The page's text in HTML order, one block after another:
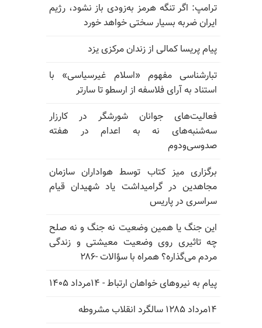
ترامپ: اگر تنگه هرمز به‌زودی باز نشود، رژیم
ایران ضربه بسیار سختی خواهد خورد
پیام پریسا کمالی از زندان مرکزی یزد
تبارشناسی مفهوم «اسلام غیرسیاسی» با
استناد به آرای فلاسفه از ارسطو تا سارتر
فعالیت‌های جوانان شورشگر در کارزار
سه‌شنبه‌های نه به اعدام در هفته
صدوسی‌و‌دوم
برگزاری میز کتاب توسط هواداران سازمان
مجاهدین در گرامیداشت یاد شهیدان قیام
سراسری در پاریس
این جنگ یا همین وضعیت نه جنگ و نه صلح
چه تاثیری روی وضعیت معیشتی و زندگی
مردم می‌گذاره؟ همراه با سؤالات -۲۸۶
پیام به نیروهای خواهان ارتباط - ۱۴مرداد ۱۴۰۵
۱۴مرداد ۱۲۸۵ سالگرد انقلاب مشروطه